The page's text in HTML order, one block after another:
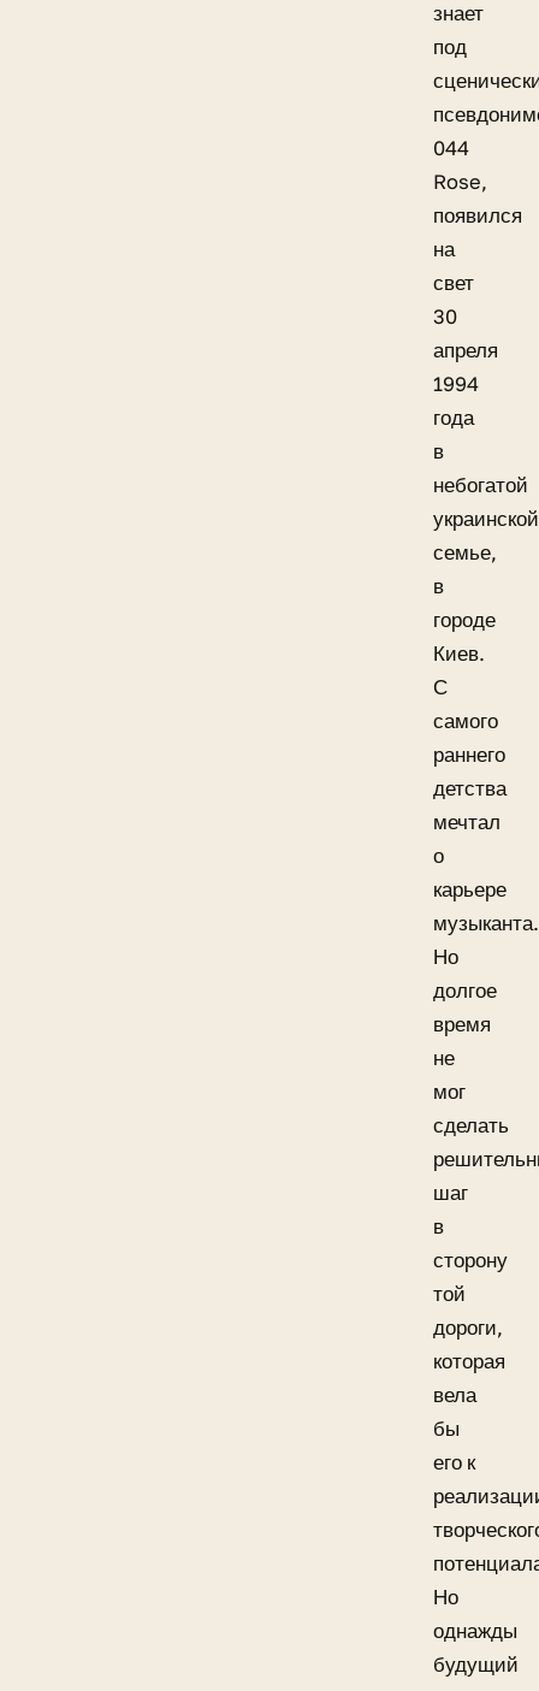
знает
под
044
Rose,
появился
на
свет
30
апреля
1994
года
в
небогатой
украинской
семье,
в
городе
Киев.
С
самого
раннего
детства
мечтал
о
карьере
музыканта.
Но
долгое
время
не
мог
сделать
шаг
в
сторону
той
дороги,
которая
вела
бы
его к
Но
однажды
будущий